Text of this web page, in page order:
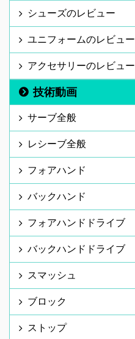
シューズのレビュー
ユニフォームのレビュー
アクセサリーのレビュー
技術動画
サーブ全般
レシーブ全般
フォアハンド
バックハンド
フォアハンドドライブ
バックハンドドライブ
スマッシュ
ブロック
ストップ